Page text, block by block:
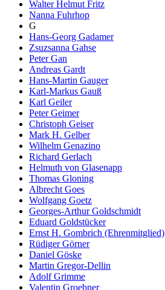
Walter Helmut Fritz
Nanna Fuhrhop
G
Hans-Georg Gadamer
Zsuzsanna Gahse
Peter Gan
Andreas Gardt
Hans-Martin Gauger
Karl-Markus Gauß
Karl Geiler
Peter Geimer
Christoph Geiser
Mark H. Gelber
Wilhelm Genazino
Richard Gerlach
Helmuth von Glasenapp
Thomas Gloning
Albrecht Goes
Wolfgang Goetz
Georges-Arthur Goldschmidt
Eduard Goldstücker
Ernst H. Gombrich (Ehrenmitglied)
Rüdiger Görner
Daniel Göske
Martin Gregor-Dellin
Adolf Grimme
Valentin Groebner